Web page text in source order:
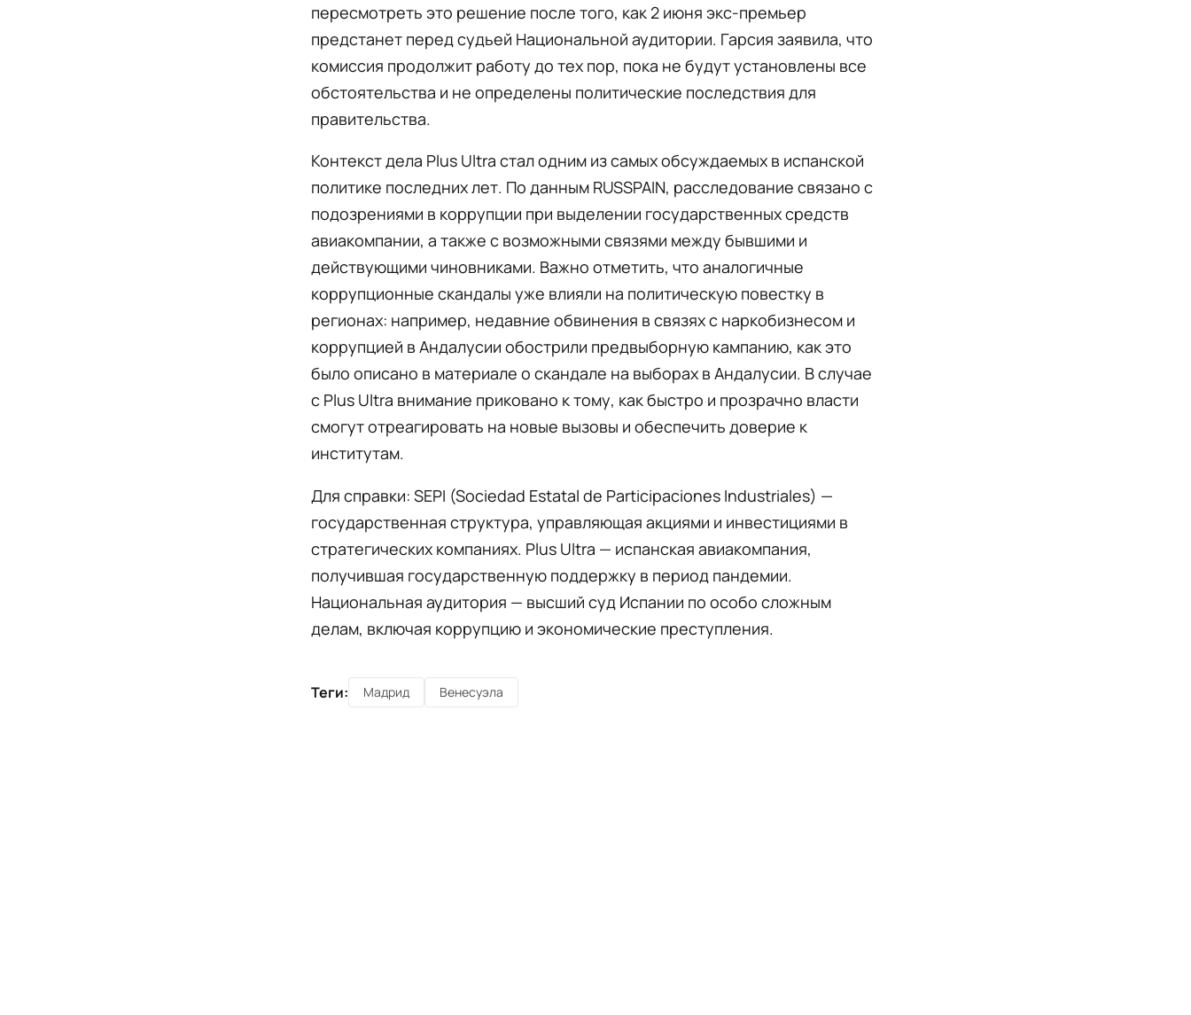
пересмотреть это решение после того, как 2 июня экс-премьер
предстанет перед судьей Национальной аудитории. Гарсия заявила, что
комиссия продолжит работу до тех пор, пока не будут установлены все
обстоятельства и не определены политические последствия для
правительства.
Контекст дела Plus Ultra стал одним из самых обсуждаемых в испанской
политике последних лет. По данным RUSSPAIN, расследование связано с
подозрениями в коррупции при выделении государственных средств
авиакомпании, а также с возможными связями между бывшими и
действующими чиновниками. Важно отметить, что аналогичные
коррупционные скандалы уже влияли на политическую повестку в
регионах: например, недавние обвинения в связях с наркобизнесом и
коррупцией в Андалусии обострили предвыборную кампанию, как это
было описано в материале о скандале на выборах в Андалусии. В случае
с Plus Ultra внимание приковано к тому, как быстро и прозрачно власти
смогут отреагировать на новые вызовы и обеспечить доверие к
институтам.
Для справки: SEPI (Sociedad Estatal de Participaciones Industriales) —
государственная структура, управляющая акциями и инвестициями в
стратегических компаниях. Plus Ultra — испанская авиакомпания,
получившая государственную поддержку в период пандемии.
Национальная аудитория — высший суд Испании по особо сложным
делам, включая коррупцию и экономические преступления.
Теги: Мадрид Венесуэла